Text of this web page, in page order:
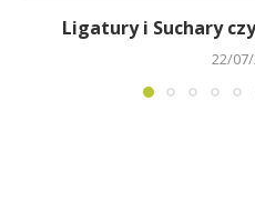
Ligatury i Suchary
22/